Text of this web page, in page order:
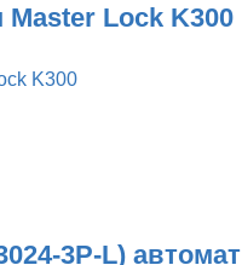
Lock K300
3Р-L) автомат